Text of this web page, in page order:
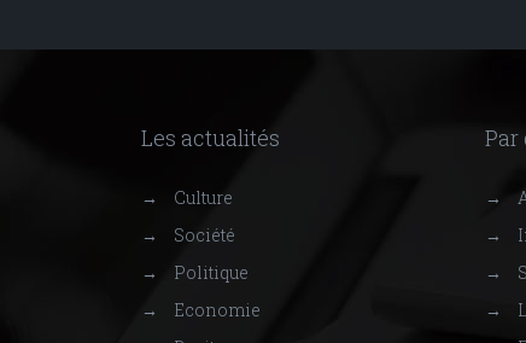
Les actualités
→
Culture
→
Société
→
Politique
→
Economie
Par
→
→
→
→